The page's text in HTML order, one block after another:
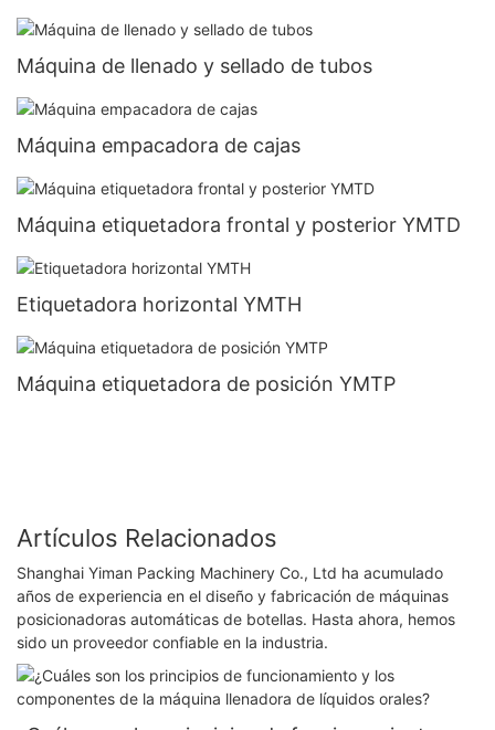
Máquina de llenado y sellado de tubos
Máquina empacadora de cajas
Máquina etiquetadora frontal y posterior YMTD
Etiquetadora horizontal YMTH
Máquina etiquetadora de posición YMTP
Artículos Relacionados
Shanghai Yiman Packing Machinery Co., Ltd ha acumulado
años de experiencia en el diseño y fabricación de máquinas
posicionadoras automáticas de botellas. Hasta ahora, hemos
sido un proveedor confiable en la industria.